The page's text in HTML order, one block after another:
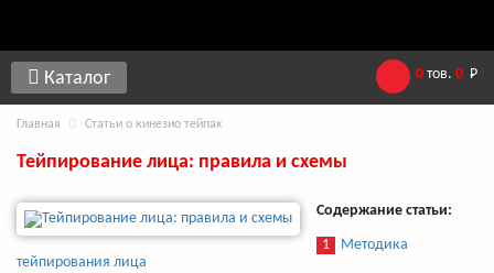
Каталог 0 тов. 0 Р
Главная Статьи о кинезио тейпах
Тейпирование лица: правила и схемы
Содержание статьи:
1
Методика
тейпирования лица